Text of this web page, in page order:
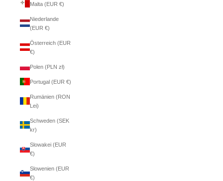
Malta (EUR €)
Niederlande
(EUR €)
Österreich (EUR
€)
Polen (PLN zł)
Portugal (EUR €)
Rumänien (RON
Lei)
Schweden (SEK
kr)
Slowakei (EUR
€)
Slowenien (EUR
€)